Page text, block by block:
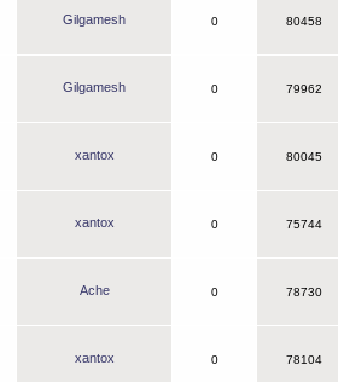
Gilgamesh 0 80458
Gilgamesh 0 79962
xantox 0 80045
xantox 0 75744
Ache 0 78730
xantox 0 78104